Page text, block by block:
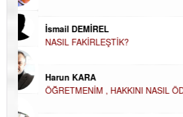
İsmail DEMİREL
NASIL FAKİRLEŞTİK?
Harun KARA
ÖĞRETMENİM , HAKKINI NASIL